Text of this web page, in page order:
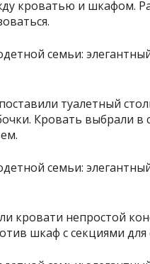
кроватью и шкафом.
туалетный
Кровать выбрали в
кровати непростой
шкаф с секциями